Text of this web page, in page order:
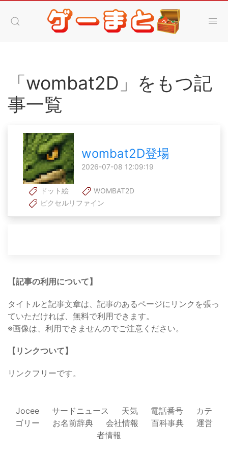
「wombat2D」をもつ記
事一覧
wombat2D登場
2026-07-08 12:09:19
ドット絵
WOMBAT2D
ピクセルリファイン
【記事の利用について】
タイトルと記事文章は、記事のあるページにリンクを張っ
ていただければ、無料で利用できます。
※画像は、利用できませんのでご注意ください。
【リンクついて】
リンクフリーです。
Jocee サードニュース 天気 電話番号
カテ
ゴリー
お名前辞典 会社情報 百科事典
運営
者情報